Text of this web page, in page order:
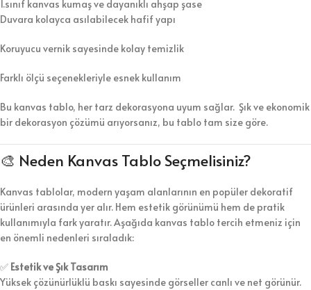
1.sınıf kanvas kumaş ve dayanıklı ahşap şase
Duvara kolayca asılabilecek hafif yapı
Koruyucu vernik sayesinde kolay temizlik
Farklı ölçü seçenekleriyle esnek kullanım
Bu kanvas tablo, her tarz dekorasyona uyum sağlar. Şık ve ekonomik
bir dekorasyon çözümü arıyorsanız, bu tablo tam size göre.
🎨 Neden Kanvas Tablo Seçmelisiniz?
Kanvas tablolar, modern yaşam alanlarının en popüler dekoratif
ürünleri arasında yer alır. Hem estetik görünümü hem de pratik
kullanımıyla fark yaratır. Aşağıda kanvas tablo tercih etmeniz için
en önemli nedenleri sıraladık:
✅ Estetik ve Şık Tasarım
Yüksek çözünürlüklü baskı sayesinde görseller canlı ve net görünür.